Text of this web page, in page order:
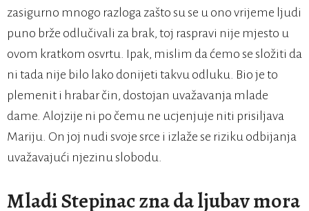
zasigurno mnogo razloga zašto su se u ono vrijeme ljudi
puno brže odlučivali za brak, toj raspravi nije mjesto u
ovom kratkom osvrtu. Ipak, mislim da ćemo se složiti da
ni tada nije bilo lako donijeti takvu odluku. Bio je to
plemenit i hrabar čin, dostojan uvažavanja mlade
dame. Alojzije ni po čemu ne ucjenjuje niti prisiljava
Mariju. On joj nudi svoje srce i izlaže se riziku odbijanja
uvažavajući njezinu slobodu.
Mladi Stepinac zna da ljubav mora